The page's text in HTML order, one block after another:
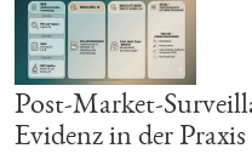
Post-Market-
Evidenz in der Praxis